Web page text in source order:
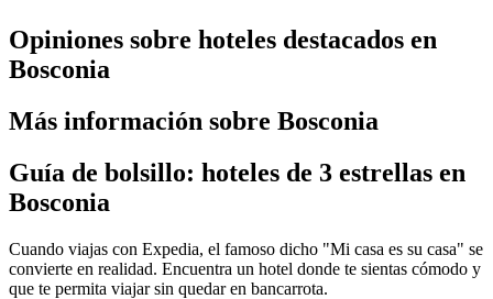
Opiniones sobre hoteles destacados en
Bosconia
Más información sobre Bosconia
Guía de bolsillo: hoteles de 3 estrellas en
Bosconia
Cuando viajas con Expedia, el famoso dicho "Mi casa es su casa" se
convierte en realidad. Encuentra un hotel donde te sientas cómodo y
que te permita viajar sin quedar en bancarrota.